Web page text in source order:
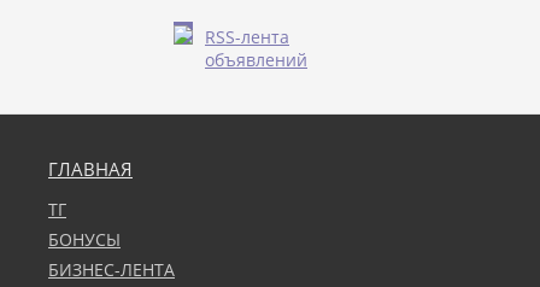
RSS-лента
объявлений
ГЛАВНАЯ
ТГ
БОНУСЫ
БИЗНЕС-ЛЕНТА